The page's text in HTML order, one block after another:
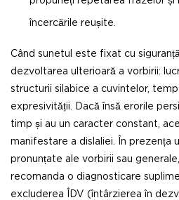
încercările reușite.
Când sunetul este fixat cu
dezvoltarea ulterioară a vorbirii:
structurii silabice a cuvintelor,
expresivității. Dacă însă erorile
timp și au un caracter constant,
manifestare a dislaliei. În prezența
pronunțate ale vorbirii sau
recomanda o diagnosticare
excluderea ÎDV (întârzierea în